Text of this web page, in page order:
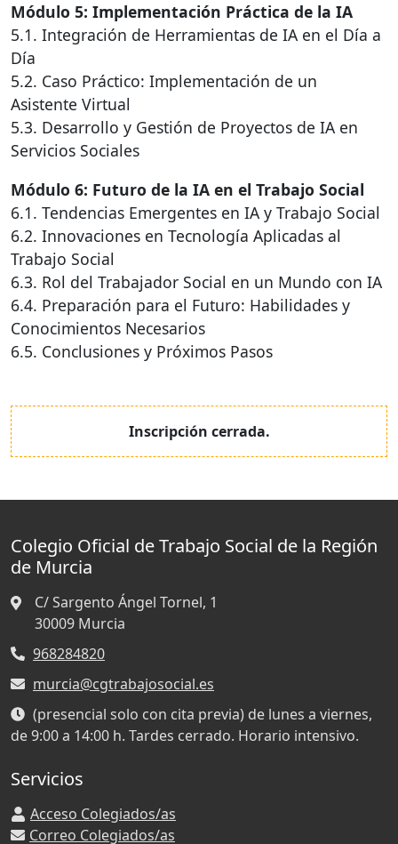
Módulo 5: Implementación Práctica de la IA
5.1. Integración de Herramientas de IA en el Día a
Día
5.2. Caso Práctico: Implementación de un
Asistente Virtual
5.3. Desarrollo y Gestión de Proyectos de IA en
Servicios Sociales
Módulo 6: Futuro de la IA en el Trabajo Social
6.1. Tendencias Emergentes en IA y Trabajo Social
6.2. Innovaciones en Tecnología Aplicadas al
Trabajo Social
6.3. Rol del Trabajador Social en un Mundo con IA
6.4. Preparación para el Futuro: Habilidades y
Conocimientos Necesarios
6.5. Conclusiones y Próximos Pasos
Inscripción cerrada.
Colegio Oficial de Trabajo Social de la Región
de Murcia
C/ Sargento Ángel Tornel, 1
30009 Murcia
968284820
murcia@cgtrabajosocial.es
(presencial solo con cita previa) de lunes a viernes,
de 9:00 a 14:00 h. Tardes cerrado. Horario intensivo.
Servicios
Acceso Colegiados/as
Correo Colegiados/as